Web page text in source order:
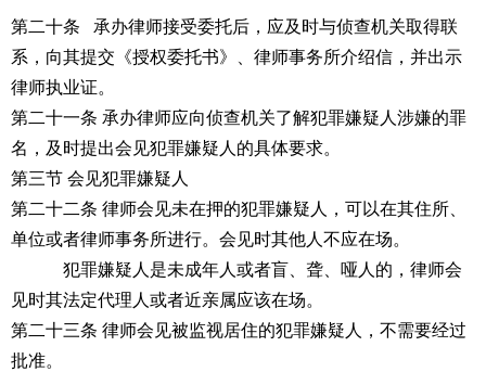
第二十条 承办律师接受委托后，应及时与侦查机关取得联
系，向其提交《授权委托书》、律师事务所介绍信，并出示
律师执业证。
第二十一条 承办律师应向侦查机关了解犯罪嫌疑人涉嫌的罪
名，及时提出会见犯罪嫌疑人的具体要求。
第三节 会见犯罪嫌疑人
第二十二条 律师会见未在押的犯罪嫌疑人，可以在其住所、
单位或者律师事务所进行。会见时其他人不应在场。
犯罪嫌疑人是未成年人或者盲、聋、哑人的，律师会
见时其法定代理人或者近亲属应该在场。
第二十三条 律师会见被监视居住的犯罪嫌疑人，不需要经过
批准。